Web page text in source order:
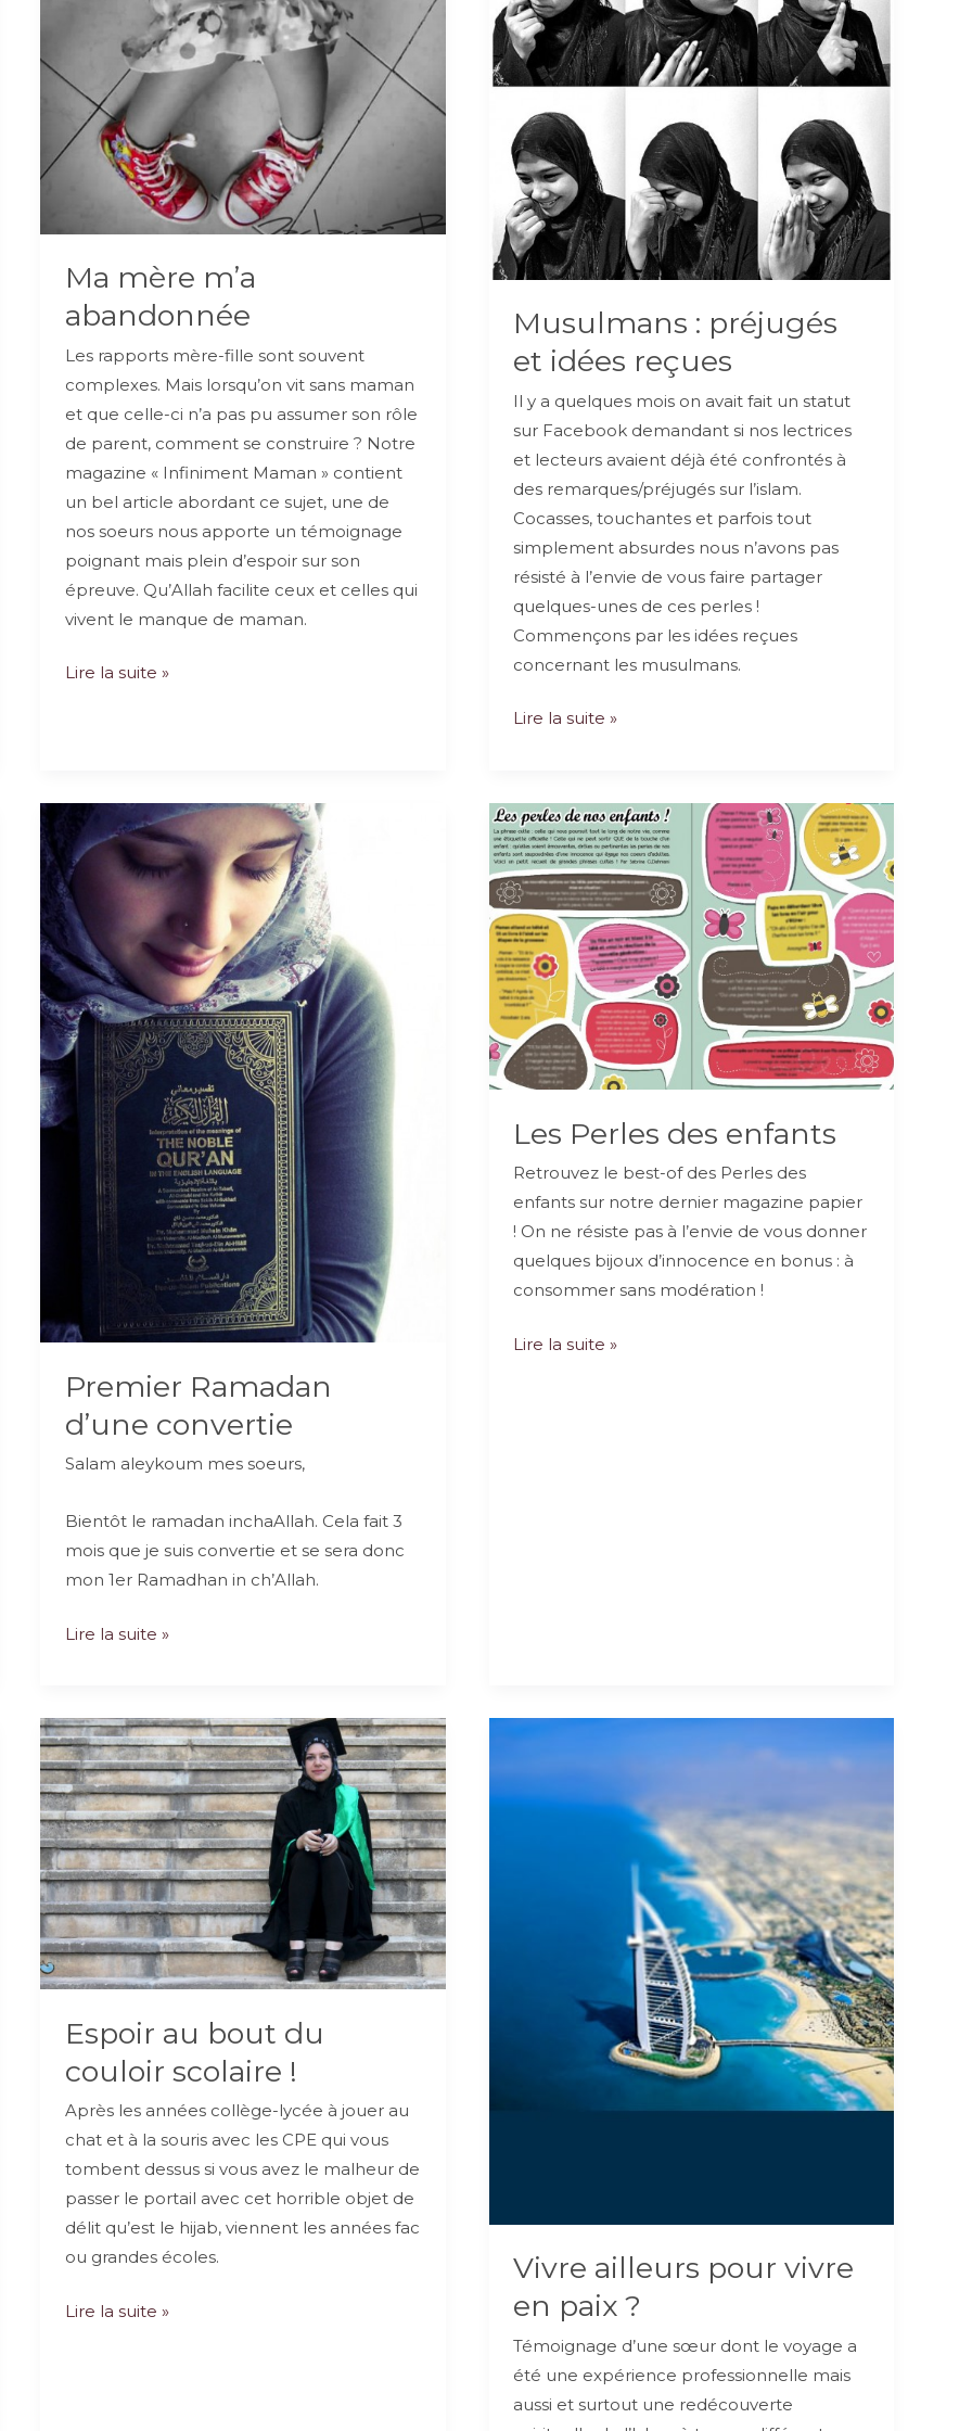
Ma mère m’a
abandonnée
Les rapports mère-fille sont souvent
complexes. Mais lorsqu’on vit sans maman
et que celle-ci n’a pas pu assumer son rôle
de parent, comment se construire ? Notre
magazine « Infiniment Maman » contient
un bel article abordant ce sujet, une de
nos soeurs nous apporte un témoignage
poignant mais plein d’espoir sur son
épreuve. Qu’Allah facilite ceux et celles qui
vivent le manque de maman.
Ma
Lire la suite »
Musulmans : préjugés
et idées reçues
Il y a quelques mois on avait fait un statut
sur Facebook demandant si nos lectrices
et lecteurs avaient déjà été confrontés à
des remarques/préjugés sur l’islam.
Cocasses, touchantes et parfois tout
simplement absurdes nous n’avons pas
résisté à l’envie de vous faire partager
quelques-unes de ces perles !
Commençons par les idées reçues
concernant les musulmans.
Musulmans
et
idées
reçues
Lire la suite »
Premier Ramadan
d’une convertie
Salam aleykoum mes soeurs,
Bientôt le ramadan inchaAllah. Cela fait 3
mois que je suis convertie et se sera donc
mon 1er Ramadhan in ch’Allah.
Premier
convertie
Lire la suite »
Les Perles des enfants
Retrouvez le best-of des Perles des
enfants sur notre dernier magazine papier
! On ne résiste pas à l’envie de vous donner
quelques bijoux d’innocence en bonus : à
consommer sans modération !
Les
Lire la suite »
Espoir au bout du
couloir scolaire !
Après les années collège-lycée à jouer au
chat et à la souris avec les CPE qui vous
tombent dessus si vous avez le malheur de
passer le portail avec cet horrible objet de
délit qu’est le hijab, viennent les années fac
ou grandes écoles.
Espoir
Lire la suite »
Vivre ailleurs pour vivre
en paix ?
Témoignage d’une sœur dont le voyage a
été une expérience professionnelle mais
aussi et surtout une redécouverte